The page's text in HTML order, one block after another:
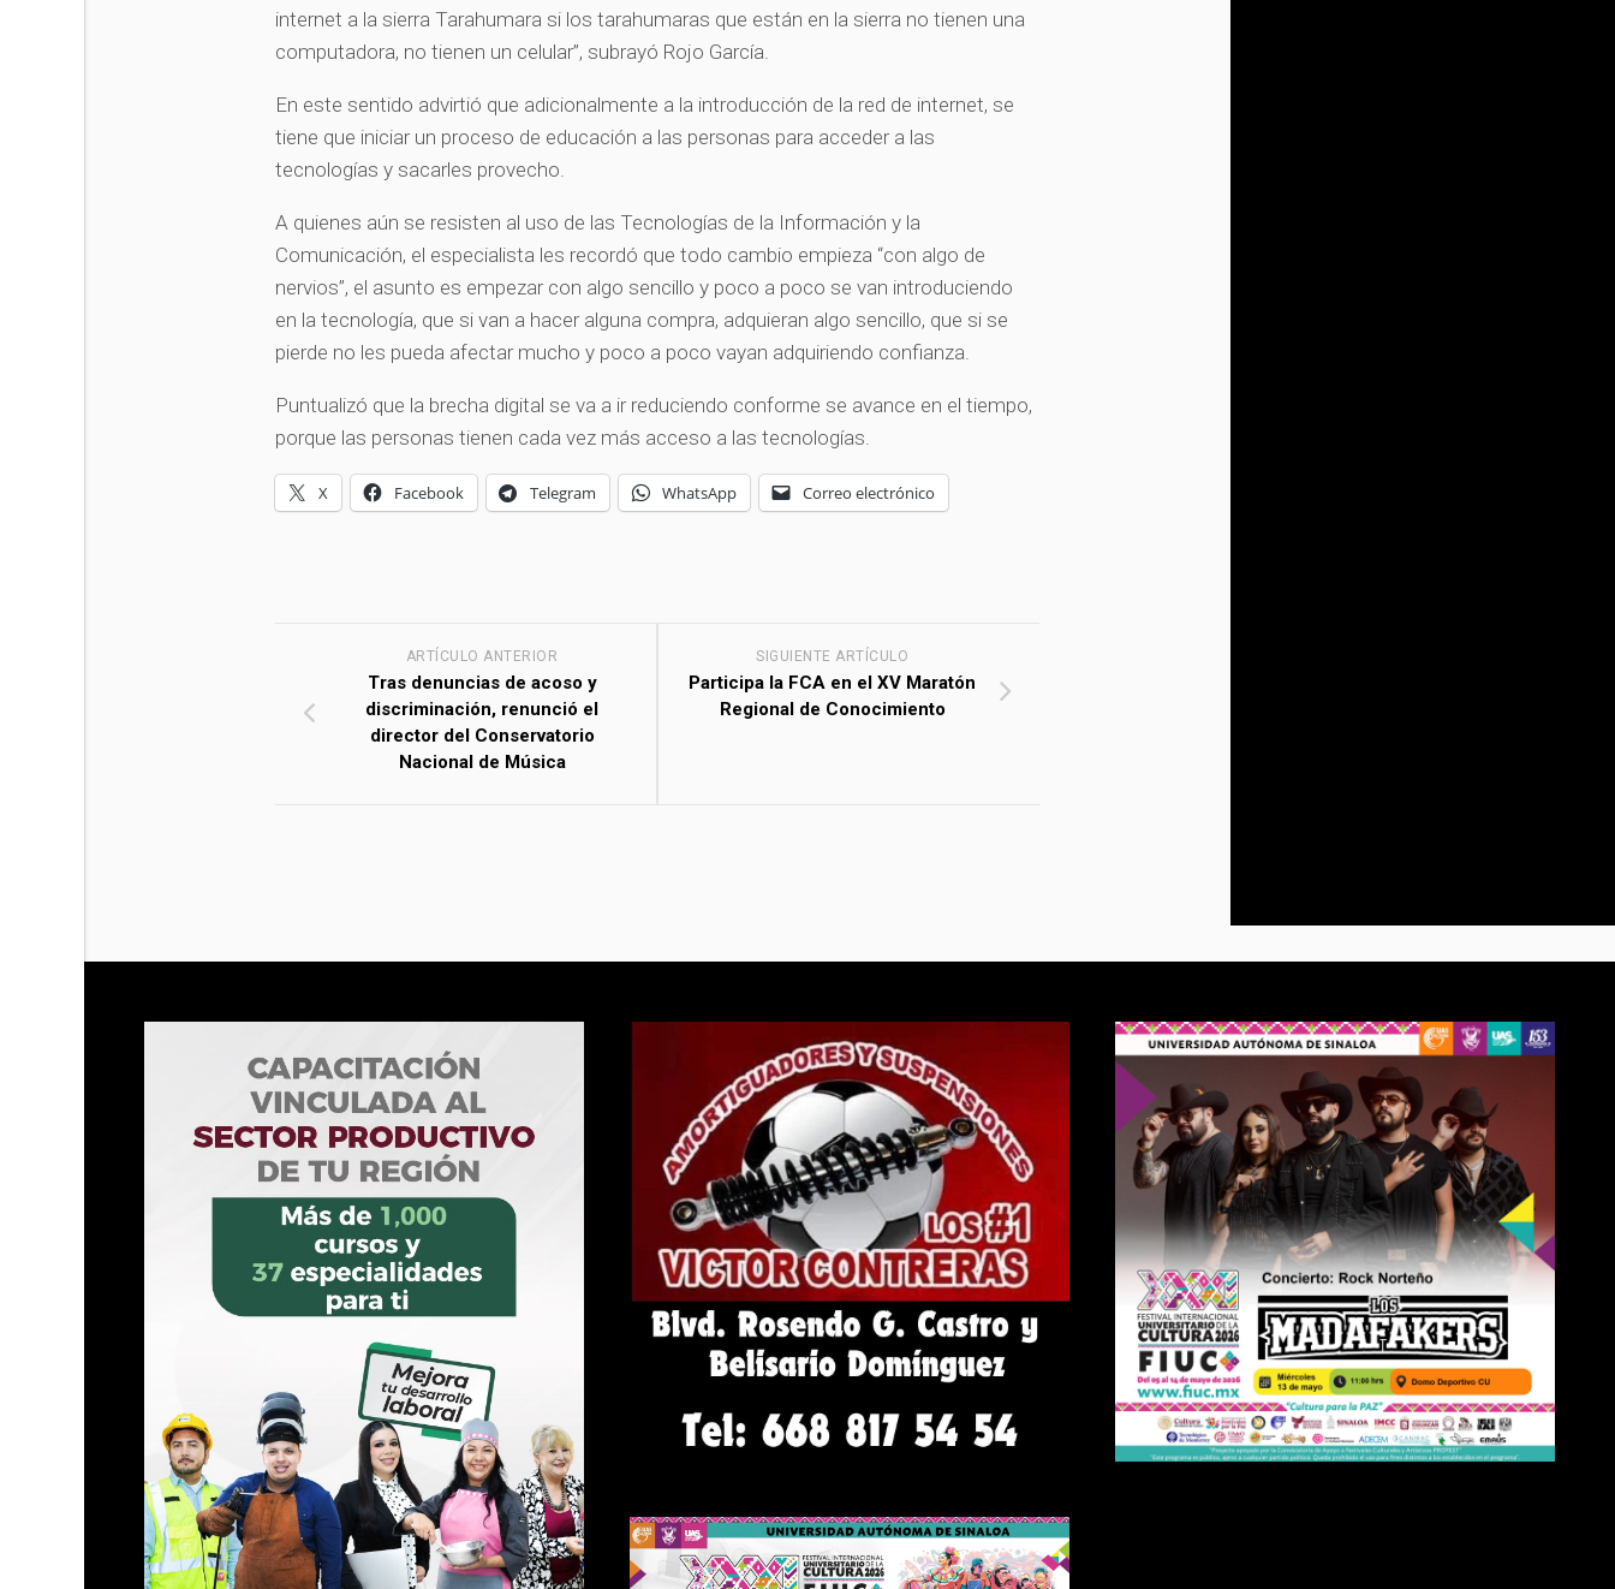
internet a la sierra Tarahumara si los tarahumaras que están en la sierra no tienen una
computadora, no tienen un celular”, subrayó Rojo García.
En este sentido advirtió que adicionalmente a la introducción de la red de internet, se
tiene que iniciar un proceso de educación a las personas para acceder a las
tecnologías y sacarles provecho.
A quienes aún se resisten al uso de las Tecnologías de la Información y la
Comunicación, el especialista les recordó que todo cambio empieza “con algo de
nervios”, el asunto es empezar con algo sencillo y poco a poco se van introduciendo
en la tecnología, que si van a hacer alguna compra, adquieran algo sencillo, que si se
pierde no les pueda afectar mucho y poco a poco vayan adquiriendo confianza.
Puntualizó que la brecha digital se va a ir reduciendo conforme se avance en el tiempo,
porque las personas tienen cada vez más acceso a las tecnologías.
X Facebook Telegram WhatsApp Correo electrónico
SIGUIENTE ARTÍCULO
Participa la FCA en el XV Maratón
Regional de Conocimiento
ARTÍCULO ANTERIOR
Tras denuncias de acoso y
discriminación, renunció el
director del Conservatorio
Nacional de Música